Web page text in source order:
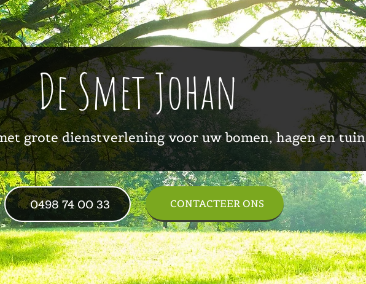
De Smet Johan
grote dienstverlening voor uw bomen, hagen en tuin
0498 74 00 33 CONTACTEER ONS